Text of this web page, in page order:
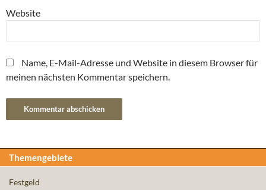
Website
Name, E-Mail-Adresse und Website in diesem Browser für
meinen nächsten Kommentar speichern.
Themengebiete
Festgeld